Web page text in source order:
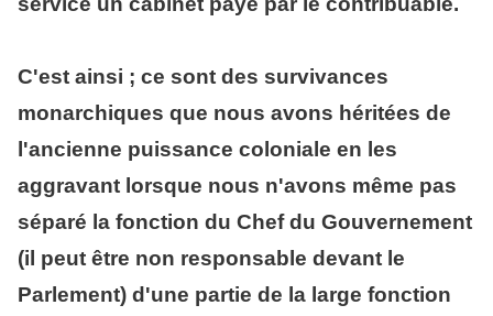
C'est ainsi ; ce sont des survivances
monarchiques que nous avons héritées de
l'ancienne puissance coloniale en les
aggravant lorsque nous n'avons même pas
séparé la fonction du Chef du Gouvernement
(il peut être non responsable devant le
Parlement) d'une partie de la large fonction